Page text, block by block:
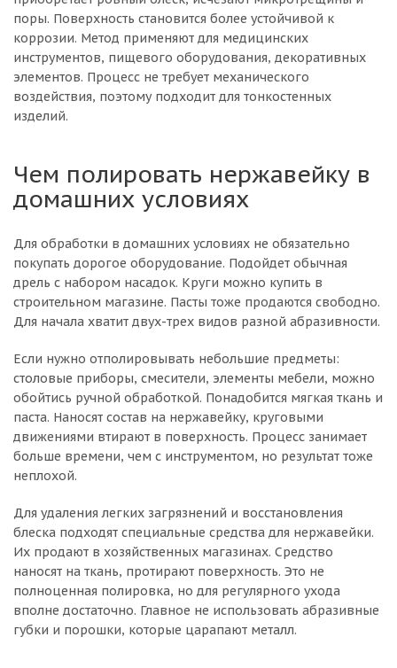
поры. Поверхность становится более устойчивой к
коррозии. Метод применяют для медицинских
инструментов, пищевого оборудования, декоративных
элементов. Процесс не требует механического
воздействия, поэтому подходит для тонкостенных
изделий.
Чем полировать нержавейку в
домашних условиях
Для обработки в домашних условиях не обязательно
покупать дорогое оборудование. Подойдет обычная
дрель с набором насадок. Круги можно купить в
строительном магазине. Пасты тоже продаются свободно.
Для начала хватит двух-трех видов разной абразивности.
Если нужно отполировывать небольшие предметы:
столовые приборы, смесители, элементы мебели, можно
обойтись ручной обработкой. Понадобится мягкая ткань и
паста. Наносят состав на нержавейку, круговыми
движениями втирают в поверхность. Процесс занимает
больше времени, чем с инструментом, но результат тоже
неплохой.
Для удаления легких загрязнений и восстановления
блеска подходят специальные средства для нержавейки.
Их продают в хозяйственных магазинах. Средство
наносят на ткань, протирают поверхность. Это не
полноценная полировка, но для регулярного ухода
вполне достаточно. Главное не использовать абразивные
губки и порошки, которые царапают металл.